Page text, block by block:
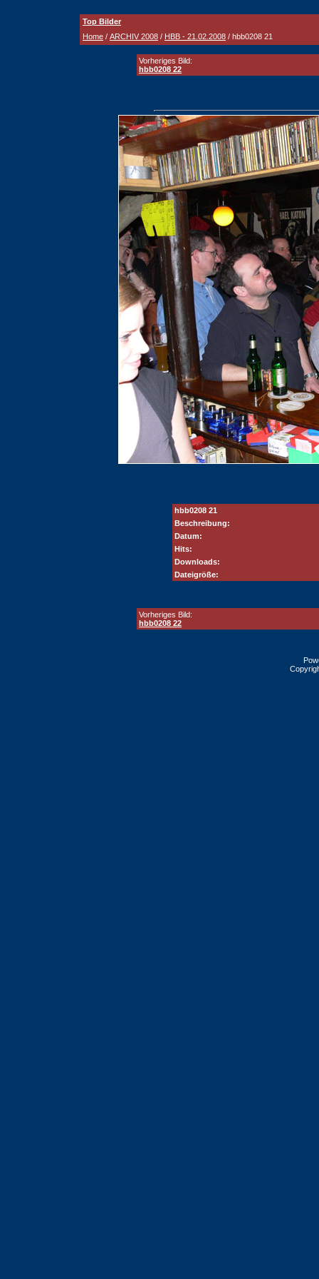
Top Bilder
Home / ARCHIV 2008 / HBB - 21.02.2008 / hbb0208 21
Vorheriges Bild:
hbb0208 22
hbb0208 21
Beschreibung:
Datum:
Hits:
Downloads:
Dateigröße:
Vorheriges Bild:
hbb0208 22